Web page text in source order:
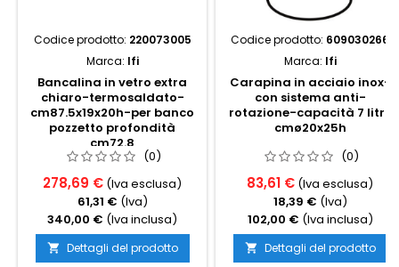
Codice prodotto: 220073005
Marca: Ifi
Bancalina in vetro extra
chiaro-termosaldato-
cm87.5x19x20h-per banco
pozzetto profondità
cm72.8
(0)
278,69 € (Iva esclusa)
61,31 € (Iva)
340,00 € (Iva inclusa)
 Dettagli del prodotto
Codice prodotto: 609030266
Marca: Ifi
Carapina in acciaio inox-
con sistema anti-
rotazione-capacità 7 litri,
cmø20x25h
(0)
83,61 € (Iva esclusa)
18,39 € (Iva)
102,00 € (Iva inclusa)
 Dettagli del prodotto